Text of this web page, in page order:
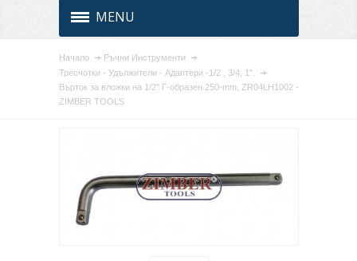
MENU
Начало
Ръчни Инструменти
Тресчотки - Удължители - Адаптери -1/2 , 3/4, 1".
Върток за вложки на 1/2" Г-образен 250-mm, ZR04LH1002 -
ZIMBER TOOLS